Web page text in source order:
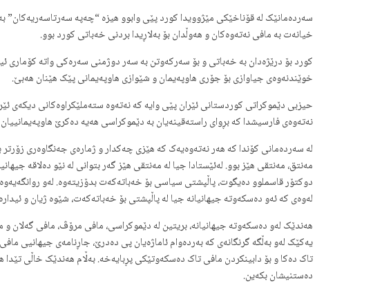
سەردەمانێک لە قۆناخێکی مێژوویدا کورد پێی وابوو هیزە “چەپە سەرتاسەریەکان”
خیانەت بە مافی نەتەوەکان و هەوڵدان بۆ بەلاڕیدا بردنی خەباتی کورد بوو.
کورد بۆ درێژەدان بە خەباتی و بۆ سەرکەوتن بە سەر دوژمنی سەرەکی واتە کۆماری
خوێندنەوەی جیاوازی بۆ جۆری هاوپەیمان و شێوازی هاوپەیمانی پێک هێنان هەبێ.
حیزبی دێموکراتی کوردستانی ئێران پێی وایە کە نەتەوە ستەملێکراوەکانی دیکەی
نەتەوەی فارسیشدا کە بڕوای راستەقینەیان بە دێموکراسی هەیە دەکرێ
لە سەردەمانی کۆندا کە هەر نەتەوەیەک کە هێزی چەکدار و ژمارەی جەنگاوەری زۆرتر
مەنتق، مەنتقی هێز بوو. لەئێستادا جیا لە مەنتقی هێز گەر بتوانی لە نێو دەلاقە
دوکتۆر قاسملوو دەیگوت، پاڵپشتی سیاسی بۆ خەباتەکەت بدۆزیتەوە. لەو
لەوەی کە ئەو دەسکەوتە جیهانیانە جیا لە پاڵپشتی بۆ خەباتەکەت، شێوە ژیان و
هەندێک لەو دەسکەوتە جیهانیانە، بریتین لە دێموکراسی، مافی مرۆڤ، مافی
یەکێک لەو بەڵگە گرنگانەی کە بەردەوام ئاماژەیان پی دەدرێ، جاڕنامەی جیهانیی
تاک دەکا و بۆ دابینکردن مافی تاک دەسکەوتێکی پڕبایەخە. بەڵام هەندێک خاڵی تێدا
دەستنیشان بکەین.